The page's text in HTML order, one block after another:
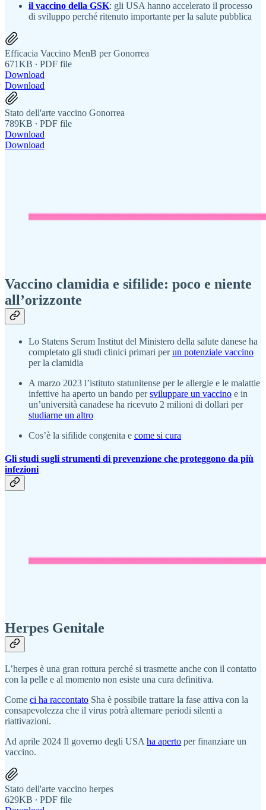
il vaccino della GSK: gli USA hanno accelerato il processo
di sviluppo perché ritenuto importante per la salute pubblica
Efficacia Vaccino MenB per Gonorrea
671KB ∙ PDF file
Download
Download
Stato dell'arte vaccino Gonorrea
789KB ∙ PDF file
Download
Download
Vaccino clamidia e sifilide: poco e niente
all’orizzonte
Lo Statens Serum Institut del Ministero della salute danese ha
completato gli studi clinici primari perun potenziale vaccino
per la clamidia
A marzo 2023 l’istituto statunitense per le allergie e le malattie
infettive ha aperto un bando persviluppare un vaccino e in
un’università canadese ha ricevuto 2 milioni di dollari per
studiarne un altro
Cos’è la sifilide congenita e come si cura
Gli studi sugli strumenti di prevenzione che proteggono da più
infezioni
Herpes Genitale
L’herpes è una gran rottura perché si trasmette anche con il contatto
con la pelle e al momento non esiste una cura definitiva.
Come ci ha raccontato Sha è possibile trattare la fase attiva con la
consapevolezza che il virus potrà alternare periodi silenti a
riattivazioni.
Ad aprile 2024 Il governo degli USAha aperto per finanziare un
vaccino.
Stato dell'arte vaccino herpes
629KB ∙ PDF file